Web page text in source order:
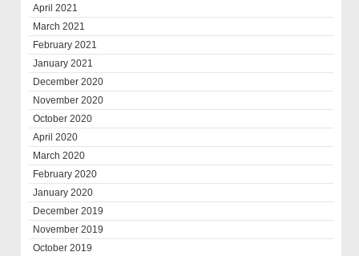
April 2021
March 2021
February 2021
January 2021
December 2020
November 2020
October 2020
April 2020
March 2020
February 2020
January 2020
December 2019
November 2019
October 2019